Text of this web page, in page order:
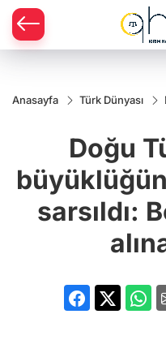
Anasayfa Türk Dünyası
Doğu
sarsıldı: